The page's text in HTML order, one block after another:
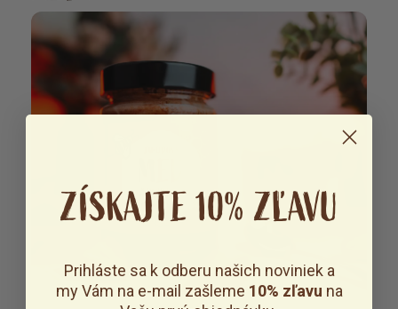
ZÍSKAJTE 10% ZĽAVU
Prihláste sa k odberu našich noviniek a
my Vám na e-mail zašleme 10% zľavu na